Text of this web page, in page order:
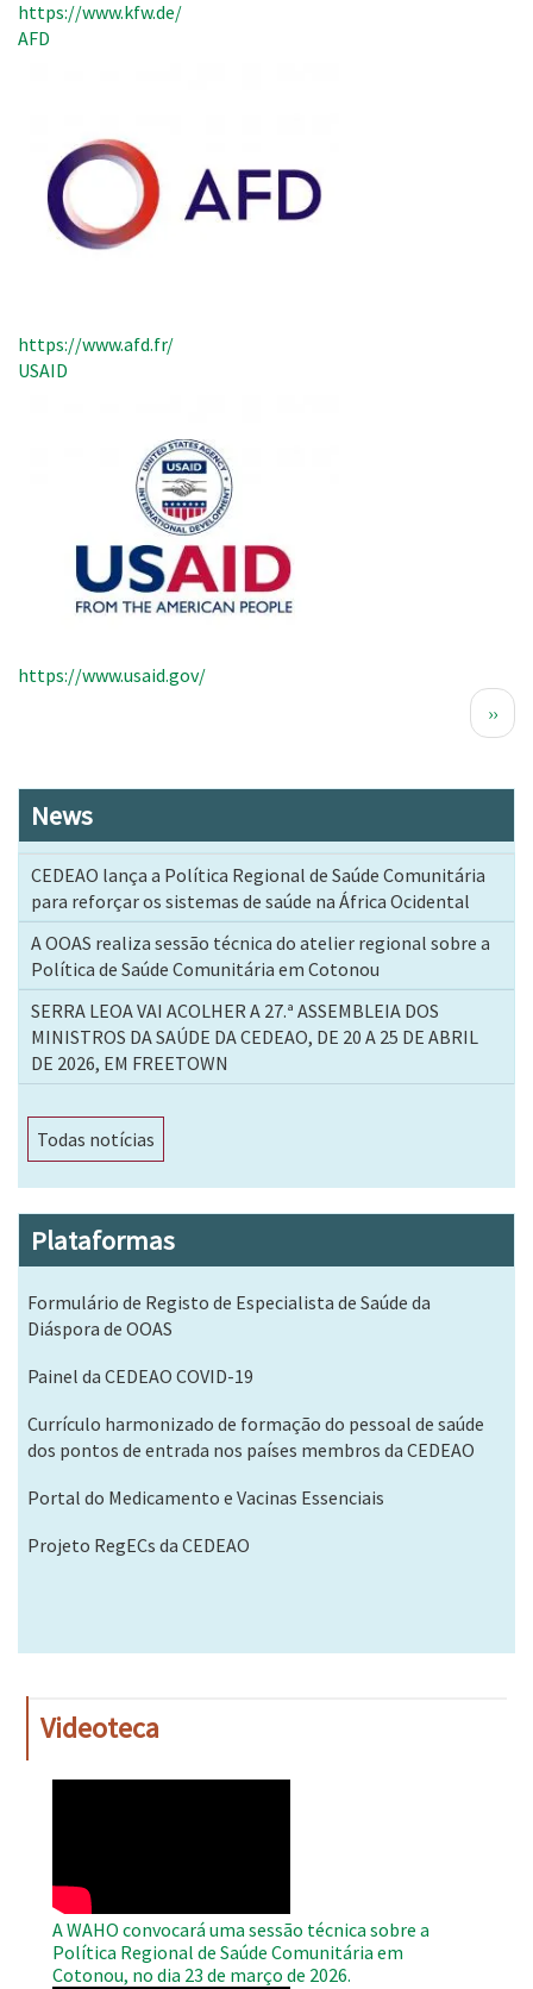
https://www.kfw.de/
AFD
https://www.afd.fr/
USAID
https://www.usaid.gov/
››
News
CEDEAO lança a Política Regional de Saúde Comunitária
para reforçar os sistemas de saúde na África Ocidental
A OOAS realiza sessão técnica do atelier regional sobre a
Política de Saúde Comunitária em Cotonou
SERRA LEOA VAI ACOLHER A 27.ª ASSEMBLEIA DOS
MINISTROS DA SAÚDE DA CEDEAO, DE 20 A 25 DE ABRIL
DE 2026, EM FREETOWN
Todas notícias
Plataformas
Formulário de Registo de Especialista de Saúde da
Diáspora de OOAS
Painel da CEDEAO COVID-19
Currículo harmonizado de formação do pessoal de saúde
dos pontos de entrada nos países membros da CEDEAO
Portal do Medicamento e Vacinas Essenciais
Projeto RegECs da CEDEAO
Videoteca
A WAHO convocará uma sessão técnica sobre a
Política Regional de Saúde Comunitária em
Cotonou, no dia 23 de março de 2026.